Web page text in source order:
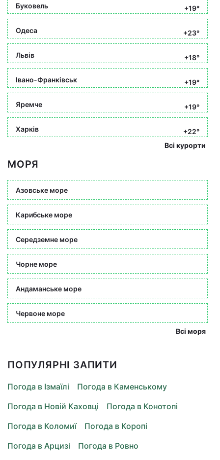
Буковель +19°
Одеса +23°
Львів +18°
Івано-Франківськ +19°
Яремче +19°
Харків
+22°
Всі курорти
МОРЯ
Азовське море
Карибське море
Середземне море
Чорне море
Андаманське море
Червоне море
Всі моря
ПОПУЛЯРНІ ЗАПИТИ
Погода в Ізмаїлі
Погода в Каменському
Погода в Новій Каховці
Погода в Конотопі
Погода в Коломиї
Погода в Коропі
Погода в Арцизі
Погода в Ровно